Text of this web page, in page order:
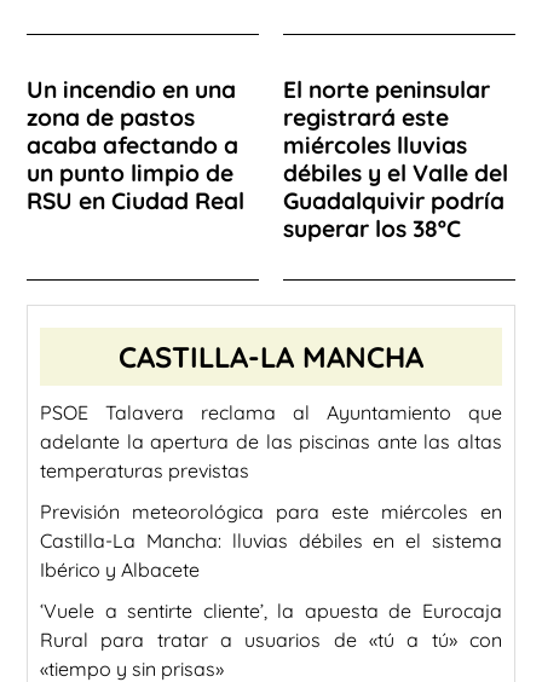
Un incendio en una
zona de pastos
acaba afectando a
un punto limpio de
RSU en Ciudad Real
El norte peninsular
registrará este
miércoles lluvias
débiles y el Valle del
Guadalquivir podría
superar los 38ºC
CASTILLA-LA MANCHA
PSOE Talavera reclama al Ayuntamiento que
adelante la apertura de las piscinas ante las altas
temperaturas previstas
Previsión meteorológica para este miércoles en
Castilla-La Mancha: lluvias débiles en el sistema
Ibérico y Albacete
‘Vuele a sentirte cliente’, la apuesta de Eurocaja
Rural para tratar a usuarios de «tú a tú» con
«tiempo y sin prisas»